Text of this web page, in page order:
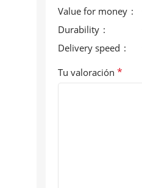
Value for money
Durability
Delivery speed
Tu valoración *